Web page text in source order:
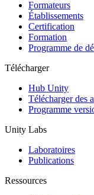
Jeux XR
Lancez des jeux XR
Jeux multijoueur
Simplifiez le
Formateurs
Établissements
Certification
Formation
Programme de
Télécharger
Hub Unity
Télécharger des
Programme
Unity Labs
Laboratoires
Publications
Ressources